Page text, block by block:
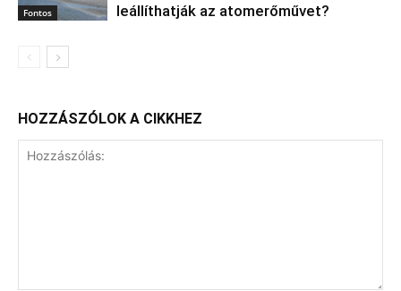
Fontos
leállíthatják az atomerőművet?
HOZZÁSZÓLOK A CIKKHEZ